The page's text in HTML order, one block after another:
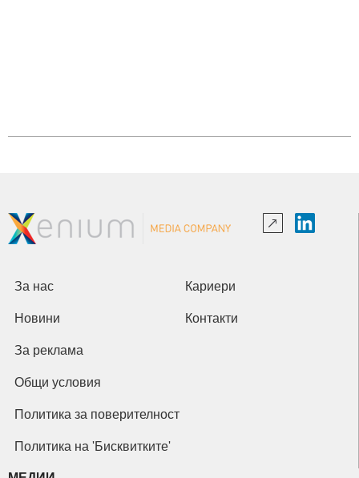
За нас Кариери
Новини Контакти
За реклама
Общи условия
Политика за поверителност
Политика на 'Бисквитките'